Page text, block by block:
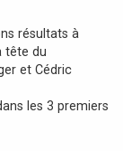
résultats à
tête du
et Cédric
les 3 premiers